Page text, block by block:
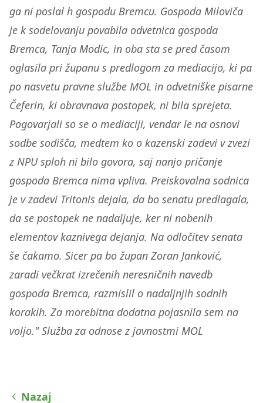
ga ni poslal h gospodu Bremcu. Gospoda Miloviča
je k sodelovanju povabila odvetnica gospoda
Bremca, Tanja Modic, in oba sta se pred časom
oglasila pri županu s predlogom za mediacijo, ki pa
po nasvetu pravne službe MOL in odvetniške pisarne
Čeferin, ki obravnava postopek, ni bila sprejeta.
Pogovarjali so se o mediaciji, vendar le na osnovi
sodbe sodišča, medtem ko o kazenski zadevi v zvezi
z NPU sploh ni bilo govora, saj nanjo pričanje
gospoda Bremca nima vpliva. Preiskovalna sodnica
je v zadevi Tritonis dejala, da bo senatu predlagala,
da se postopek ne nadaljuje, ker ni nobenih
elementov kaznivega dejanja. Na odločitev senata
še čakamo. Sicer pa bo župan Zoran Janković,
zaradi večkrat izrečenih neresničnih navedb
gospoda Bremca, razmislil o nadaljnjih sodnih
korakih. Za morebitna dodatna pojasnila sem na
voljo." Služba za odnose z javnostmi MOL
Nazaj